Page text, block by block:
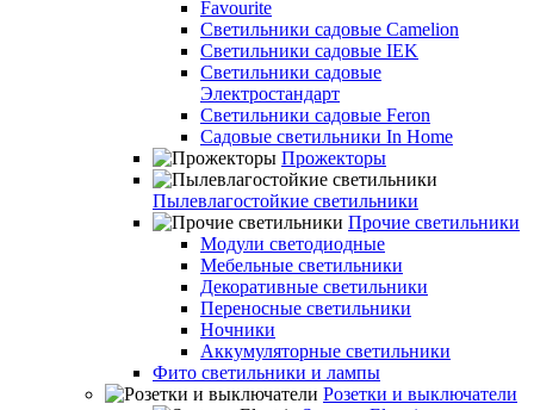
Favourite
Светильники садовые Camelion
Светильники садовые IEK
Светильники садовые
Электростандарт
Светильники садовые Feron
Садовые светильники In Home
Прожекторы
Пылевлагостойкие светильники
Прочие светильники
Модули светодиодные
Мебельные светильники
Декоративные светильники
Переносные светильники
Ночники
Аккумуляторные светильники
Фито светильники и лампы
Розетки и выключатели